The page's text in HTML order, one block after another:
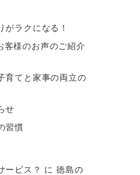
ラクになる！
様のお声のご紹介
育てと家事の両立の
せ
習慣
ービス？ に徳島の